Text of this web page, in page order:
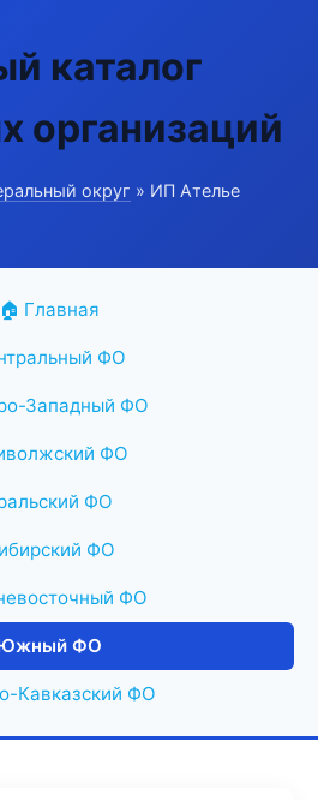
каталог
организаций
округ » ИП Ателье
🏠 Главная
ФО
Западный ФО
ФО
ФО
ФО
ФО
ФО
Кавказский ФО